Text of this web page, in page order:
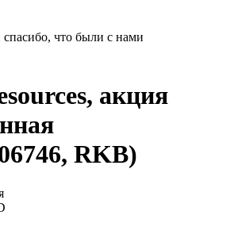
что были с нами
акция
RKB)